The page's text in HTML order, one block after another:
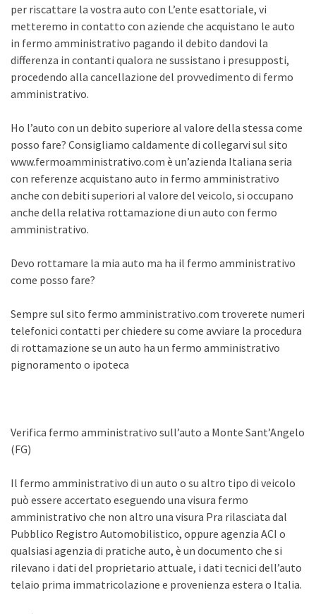
per riscattare la vostra auto con L’ente esattoriale, vi
metteremo in contatto con aziende che acquistano le auto
in fermo amministrativo pagando il debito dandovi la
differenza in contanti qualora ne sussistano i presupposti,
procedendo alla cancellazione del provvedimento di fermo
amministrativo.
Ho l’auto con un debito superiore al valore della stessa come
posso fare? Consigliamo caldamente di collegarvi sul sito
www.fermoamministrativo.com è un’azienda Italiana seria
con referenze acquistano auto in fermo amministrativo
anche con debiti superiori al valore del veicolo, si occupano
anche della relativa rottamazione di un auto con fermo
amministrativo.
Devo rottamare la mia auto ma ha il fermo amministrativo
come posso fare?
Sempre sul sito fermo amministrativo.com troverete numeri
telefonici contatti per chiedere su come avviare la procedura
di rottamazione se un auto ha un fermo amministrativo
pignoramento o ipoteca
Verifica fermo amministrativo sull’auto a Monte Sant’Angelo
(FG)
Il fermo amministrativo di un auto o su altro tipo di veicolo
può essere accertato eseguendo una visura fermo
amministrativo che non altro una visura Pra rilasciata dal
Pubblico Registro Automobilistico, oppure agenzia ACI o
qualsiasi agenzia di pratiche auto, è un documento che si
rilevano i dati del proprietario attuale, i dati tecnici dell’auto
telaio prima immatricolazione e provenienza estera o Italia.